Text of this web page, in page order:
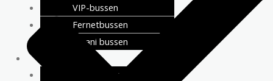
VIP-bussen
Fernetbussen
Albani bussen
Drikkevarer